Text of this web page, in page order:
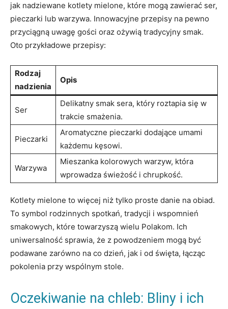
jak nadziewane kotlety ‌mielone, ⁢które mogą ⁤zawierać ser,
pieczarki lub ​warzywa. Innowacyjne przepisy na pewno
przyciągną uwagę gości oraz ‌ożywią tradycyjny smak.
Oto ‍przykładowe⁤ przepisy:
Rodzaj‍
nadzienia
Opis
Ser
Delikatny smak sera, który roztapia się w
trakcie smażenia.
Pieczarki
Aromatyczne pieczarki dodające umami
każdemu⁢ kęsowi.
Warzywa
Mieszanka kolorowych warzyw, która
wprowadza świeżość​ i chrupkość.
Kotlety mielone​ to więcej niż⁤ tylko proste ‌danie⁤ na ⁤obiad.
To ​symbol rodzinnych spotkań, tradycji ⁢i ‍wspomnień
⁢smakowych, ⁢które towarzyszą wielu Polakom. Ich
uniwersalność⁤ sprawia, ‌że z powodzeniem mogą być
podawane zarówno na co ⁤dzień, ‌jak⁢ i od święta,‌ łącząc‌
pokolenia przy wspólnym ​stole.
Oczekiwanie na chleb: Bliny i ich